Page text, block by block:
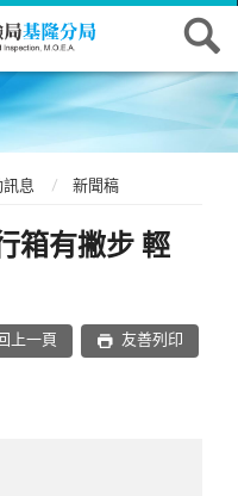
訊息 新聞稿
箱有撇步 輕
回上一頁 友善列印